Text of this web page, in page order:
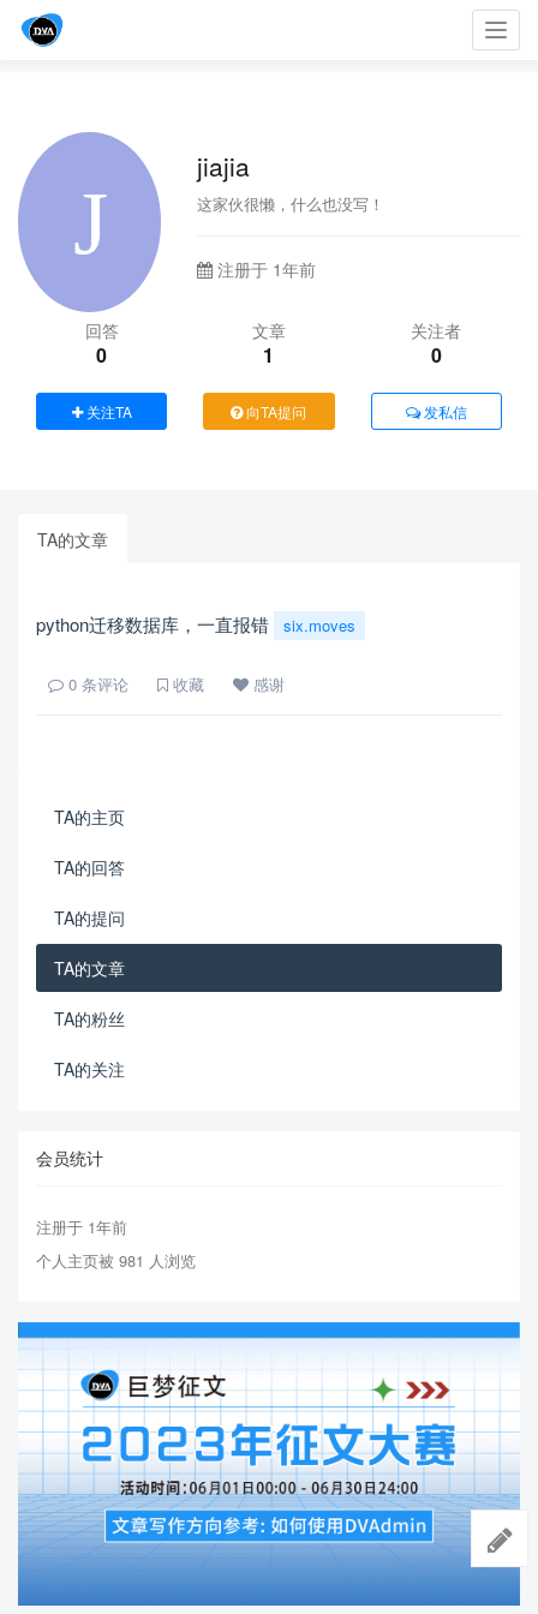
jiajia
这家伙很懒，什么也没写！
注册于 1年前
回答
0
文章
1
关注者
0
关注TA 向TA提问 发私信
TA的文章
python迁移数据库，一直报错 six.moves
0 条评论 收藏 感谢
TA的主页
TA的回答
TA的提问
TA的文章
TA的粉丝
TA的关注
会员统计
注册于 1年前
个人主页被 981 人浏览